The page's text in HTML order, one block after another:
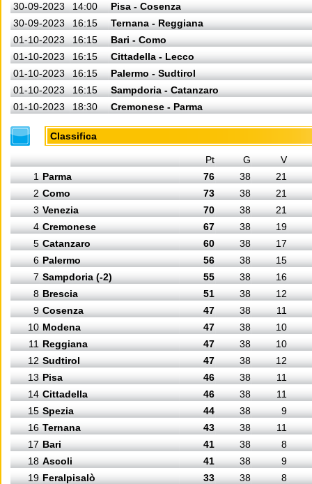
30-09-2023
14:00
Pisa - Cosenza
30-09-2023
16:15
Ternana - Reggiana
01-10-2023
16:15
Bari - Como
01-10-2023
16:15
Cittadella - Lecco
01-10-2023
16:15
Palermo - Sudtirol
01-10-2023
16:15
Sampdoria - Catanzaro
01-10-2023
18:30 Cremonese - Parma
Classifica
Pt G
V
1 Parma 76 38
21
2 Como 73 38
21
3 Venezia 70 38
21
4 Cremonese 67 38
19
5 Catanzaro 60 38
17
6 Palermo 56 38
15
7 Sampdoria (-2) 55 38
16
8 Brescia 51 38
12
9 Cosenza 47 38
11
10 Modena 47 38
10
11 Reggiana 47 38
10
12 Sudtirol 47 38
12
13 Pisa 46 38
11
14 Cittadella 46 38
11
15 Spezia 44 38
9
16 Ternana 43 38
11
17 Bari 41 38
8
18 Ascoli 41 38
9
19 Feralpisalò 33 38
8